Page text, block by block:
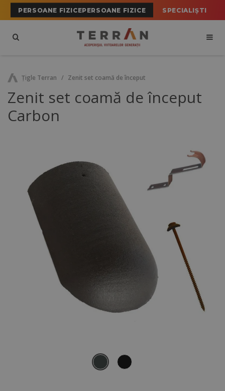
PERSOANE FIZICEPERSOANE FIZICE SPECIALIȘTI
Ţigle Terran Zenit set coamă de început
Zenit set coamă de început
Carbon